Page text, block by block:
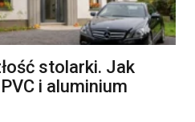
stolarki. Jak
i aluminium